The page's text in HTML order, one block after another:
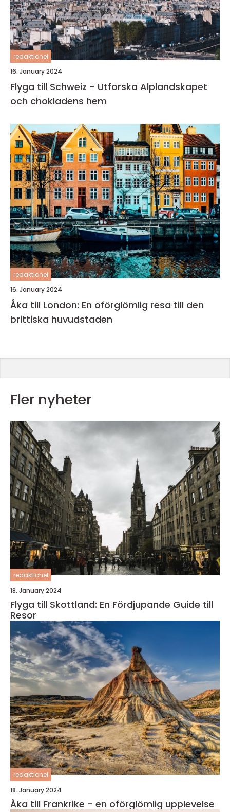
redaktionel
16. January 2024
Flyga till Schweiz - Utforska Alplandskapet
och chokladens hem
redaktionel
16. January 2024
Åka till London: En oförglömlig resa till den
brittiska huvudstaden
Fler nyheter
redaktionel
18. January 2024
Flyga till Skottland: En Fördjupande Guide till
Resor
redaktionel
18. January 2024
Åka till Frankrike - en oförglömlig upplevelse